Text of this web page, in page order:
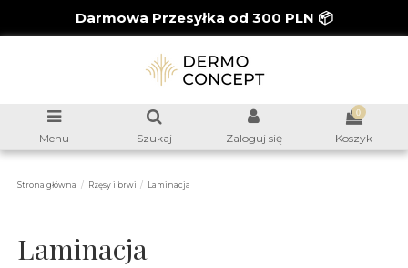
Darmowa Przesyłka od 300 PLN 📦
Menu Szukaj Zaloguj się
0
Koszyk
Strona główna Rzęsy i brwi Laminacja
Laminacja